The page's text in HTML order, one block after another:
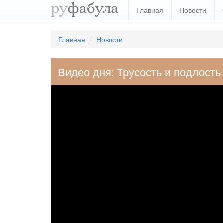
Главная Новости
Главная Новости
Видео дня: Трусость и подлость